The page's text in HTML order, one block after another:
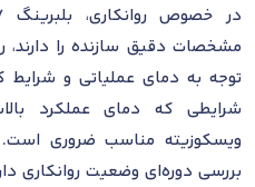
مشخصات دقیق سازنده را دارند،
توجه به دمای عملیاتی و شرایط
شرایطی که دمای عملکرد
ویسکوزیته مناسب ضروری است.
بررسی دوره‌ای وضعیت روانکاری